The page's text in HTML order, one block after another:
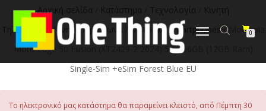
Εναλλαγή
0
Αρχική σελίδα Κατάστημα Τεχνολογία
Κινητή
Τηλεφωνία
/Κινητά Τηλέφωνα Motorola Smartphones/ Motorola
Moto Edge 50 Fusion (XT2429-2 2024) 5G 256GB (12GB Ram)
Single-Sim +eSim Forest Blue EU
Το ηλεκτρονικό μας κατάστημα θα παραμείνει κλειστό, από Πέμπτη 30